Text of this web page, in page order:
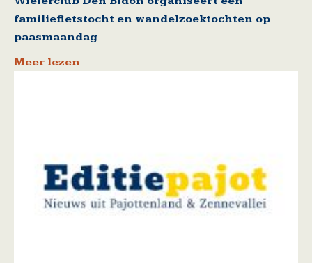
familiefietstocht en wandelzoektochten op
paasmaandag
Meer lezen